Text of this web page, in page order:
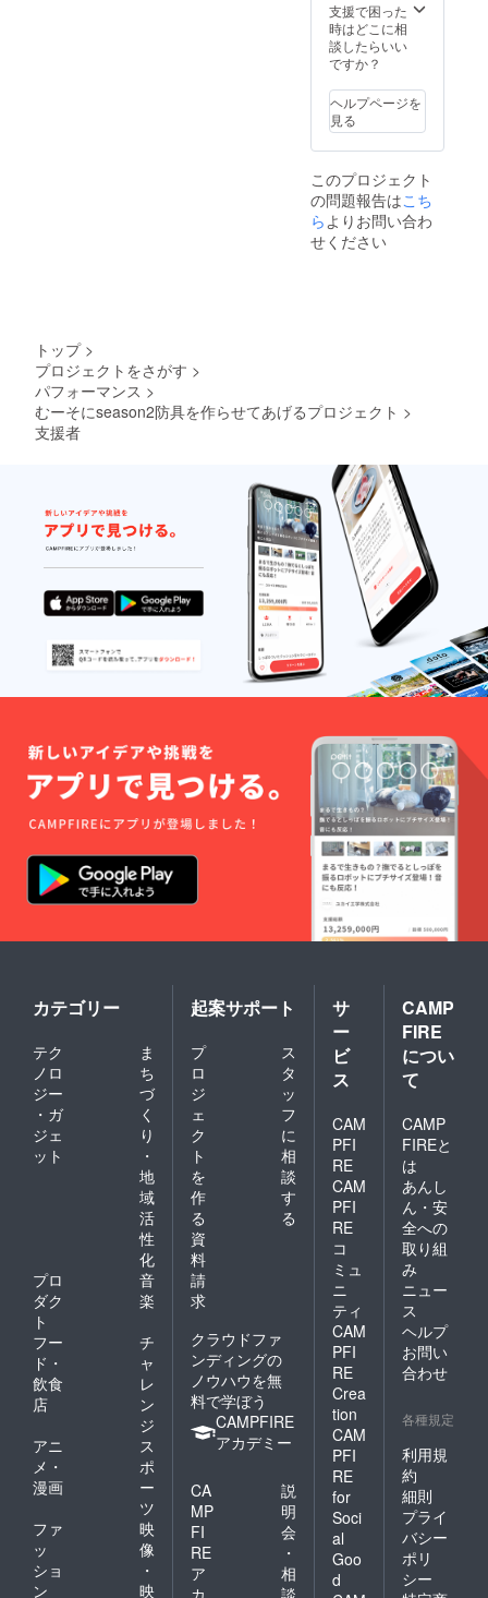
支援で困った
時はどこに相
談したらいい
ですか？
ヘルプページを
見る
このプロジェクト
の問題報告はこち
らよりお問い合わ
せください
トップ >
プロジェクトをさがす >
パフォーマンス >
むーそにseason2防具を作らせてあげるプロジェクト >
支援者
カテゴリー
テク
ノロ
ジー
・ガ
ジェ
ット
ま
ち
づ
く
り
・
地
域
活
性
化
プロ
ダク
ト
音
楽
フー
ド・
飲食
店
チ
ャ
レ
ン
ジ
アニ
メ・
漫画
ス
ポ
ー
ツ
ファ
ッ
ショ
ン
映
像
・
映
起案サポート
プ
ロ
ジ
ェ
ク
ト
を
作
る
ス
タ
ッ
フ
に
相
談
す
る
資
料
請
求
クラウドファ
ンディングの
ノウハウを無
料で学ぼう
CAMPFIRE
アカデミー
CA
MP
FI
RE
ア
説
明
会
・
相
サ
ー
ビ
ス
CAM
PFI
RE
CAM
PFI
RE
コ
ミュ
ニ
ティ
CAM
PFI
RE
Crea
tion
CAM
PFI
RE
for
Soci
al
Goo
d
CAMP
FIRE
につい
て
CAMP
FIREと
は
あんし
ん・安
全への
取り組
み
ニュー
ス
ヘルプ
お問い
合わせ
各種規定
利用規
約
細則
プライ
バシー
ポリ
シー